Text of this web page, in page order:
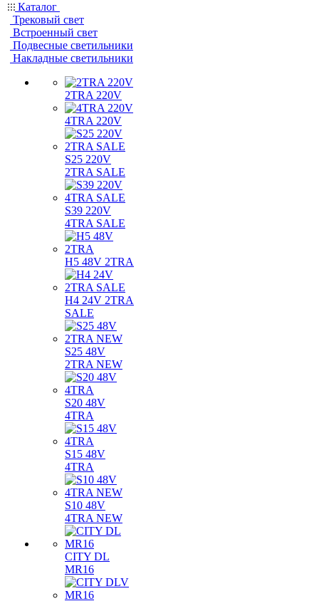
Каталог
Трековый свет
Встроенный свет
Подвесные светильники
Накладные светильники
2TRA 220V
4TRA 220V
S25 220V
2TRA SALE
S39 220V
4TRA SALE
H5 48V 2TRA
H4 24V 2TRA
SALE
S25 48V
2TRA NEW
S20 48V
4TRA
S15 48V
4TRA
S10 48V
4TRA NEW
CITY DL
MR16